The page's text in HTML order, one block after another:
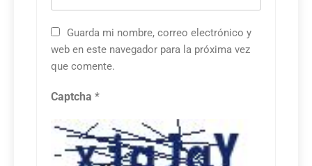
Guarda mi nombre, correo electrónico y
web en este navegador para la próxima vez
que comente.
Captcha *